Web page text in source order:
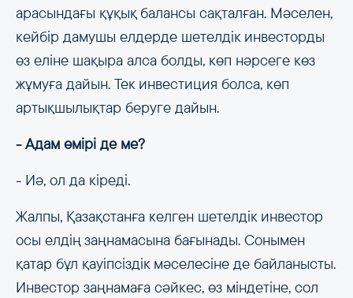
арасындағы құқық балансы сақталған. Мәселен,
кейбір дамушы елдерде шетелдік инвесторды
өз еліне шақыра алса болды, көп нәрсеге көз
жұмуға дайын. Тек инвестиция болса, көп
артықшылықтар беруге дайын.
- Адам өмірі де ме?
- Иә, ол да кіреді.
Жалпы, Қазақстанға келген шетелдік инвестор
осы елдің заңнамасына бағынады. Сонымен
қатар бұл қауіпсіздік мәселесіне де байланысты.
Инвестор заңнамаға сәйкес, өз міндетіне, сол